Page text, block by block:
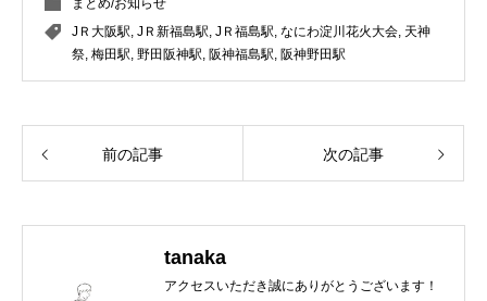
まとめ/お知らせ
JＲ大阪駅, JＲ新福島駅, JＲ福島駅, なにわ淀川花火大会, 天神
祭, 梅田駅, 野田阪神駅, 阪神福島駅, 阪神野田駅
前の記事 次の記事
tanaka
アクセスいただき誠にありがとうございます！